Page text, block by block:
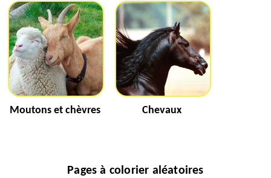
Moutons et chèvres Chevaux
Pages à colorier aléatoires